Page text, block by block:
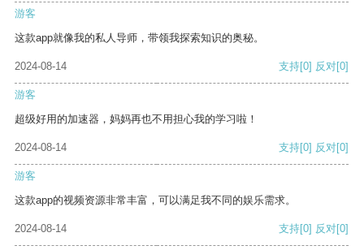
游客
这款app就像我的私人导师，带领我探索知识的奥秘。
2024-08-14 支持[0] 反对[0]
游客
超级好用的加速器，妈妈再也不用担心我的学习啦！
2024-08-14 支持[0] 反对[0]
游客
这款app的视频资源非常丰富，可以满足我不同的娱乐需求。
2024-08-14 支持[0] 反对[0]